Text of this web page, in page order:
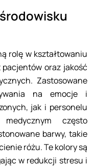
rolę w kształtowaniu
oraz jakość
Zastosowane
na emocje i
jak i personelu
często
barwy, takie
różu. Te kolory są
w redukcji stresu i